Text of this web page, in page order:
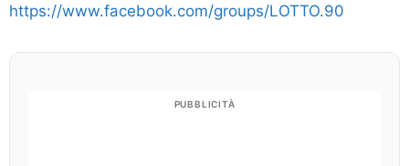
https://www.facebook.com/groups/LOTTO.90
PUBBLICITÀ